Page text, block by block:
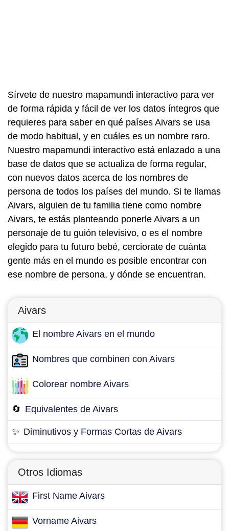
Sírvete de nuestro mapamundi interactivo para ver
de forma rápida y fácil de ver los datos íntegros que
requieres para saber en qué países Aivars se usa
de modo habitual, y en cuáles es un nombre raro.
Nuestro mapamundi interactivo está enlazado a una
base de datos que se actualiza de forma regular,
con nuevos datos acerca de los nombres de
persona de todos los países del mundo. Si te llamas
Aivars, alguien de tu familia tiene como nombre
Aivars, te estás planteando ponerle Aivars a un
personaje de tu guión televisivo, o es el nombre
elegido para tu futuro bebé, cerciorate de cuánta
gente más en el mundo es posible encontrar con
ese nombre de persona, y dónde se encuentran.
Aivars
El nombre Aivars en el mundo
Nombres que combinen con Aivars
Colorear nombre Aivars
🔄 Equivalentes de Aivars
✨ Diminutivos y Formas Cortas de Aivars
Otros Idiomas
First Name Aivars
Vorname Aivars